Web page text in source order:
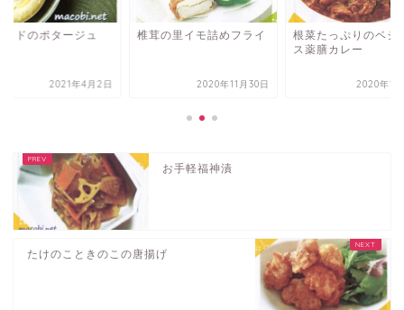
カドのポタージュ
2021年4月2日
椎茸の里イモ詰めフライ
2020年11月30日
根菜たっぷりのベジ
ス薬膳カレー
2020年1
お手軽福神漬
たけのこときのこの唐揚げ